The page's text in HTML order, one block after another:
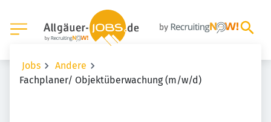
Jobs
Andere
Fachplaner/ Objektüberwachung (m/w/d)